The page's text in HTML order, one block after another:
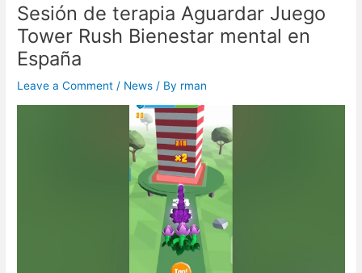
Sesión de terapia Aguardar Juego
Tower Rush Bienestar mental en
España
Leave a Comment / News / By rman